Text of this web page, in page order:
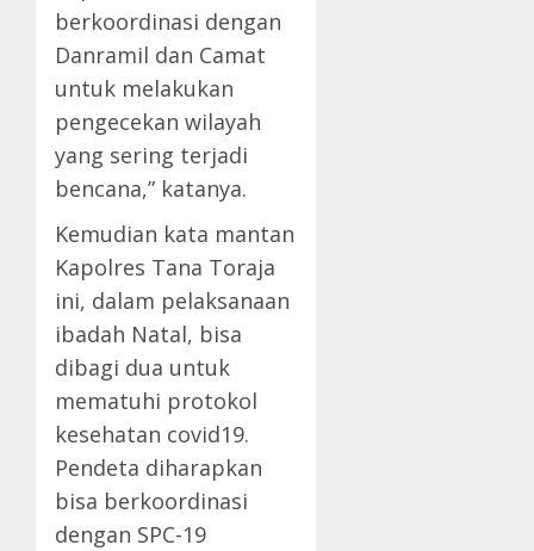
berkoordinasi dengan
Danramil dan Camat
untuk melakukan
pengecekan wilayah
yang sering terjadi
bencana,” katanya.
Kemudian kata mantan
Kapolres Tana Toraja
ini, dalam pelaksanaan
ibadah Natal, bisa
dibagi dua untuk
mematuhi protokol
kesehatan covid19.
Pendeta diharapkan
bisa berkoordinasi
dengan SPC-19